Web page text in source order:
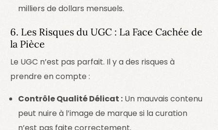
milliers de dollars mensuels.
6. Les Risques du UGC : La Face Cachée de
la Pièce
Le UGC n’est pas parfait. Il y a des risques à
prendre en compte :
Contrôle Qualité Délicat : Un mauvais contenu
peut nuire à l’image de marque si la curation